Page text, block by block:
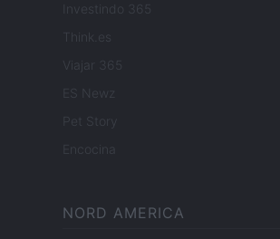
Investindo 365
Think.es
Viajar 365
ES Newz
Pet Story
Encocina
NORD AMERICA